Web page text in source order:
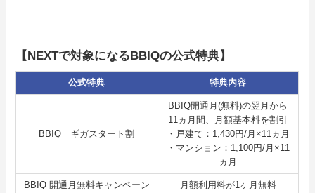
【NEXTで対象になるBBIQの公式特典】
公式特典 特典内容
BBIQ ギガスタート割
BBIQ開通月(無料)の翌月から
11ヵ月間、月額基本料を割引
・戸建て：1,430円/月×11ヵ月
・マンション：1,100円/月×11
ヵ月
BBIQ 開通月無料キャンペーン 月額利用料が1ヶ月無料